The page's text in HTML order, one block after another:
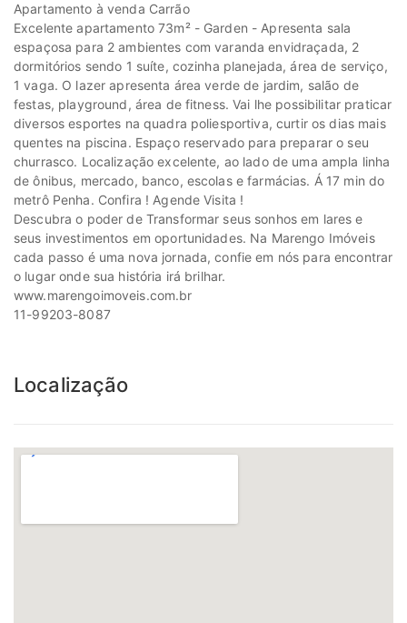
Apartamento à venda Carrão
Excelente apartamento 73m² - Garden - Apresenta sala
espaçosa para 2 ambientes com varanda envidraçada, 2
dormitórios sendo 1 suíte, cozinha planejada, área de serviço,
1 vaga. O lazer apresenta área verde de jardim, salão de
festas, playground, área de fitness. Vai lhe possibilitar praticar
diversos esportes na quadra poliesportiva, curtir os dias mais
quentes na piscina. Espaço reservado para preparar o seu
churrasco. Localização excelente, ao lado de uma ampla linha
de ônibus, mercado, banco, escolas e farmácias. Á 17 min do
metrô Penha. Confira ! Agende Visita !
Descubra o poder de Transformar seus sonhos em lares e
seus investimentos em oportunidades. Na Marengo Imóveis
cada passo é uma nova jornada, confie em nós para encontrar
o lugar onde sua história irá brilhar.
www.marengoimoveis.com.br
11-99203-8087
Localização